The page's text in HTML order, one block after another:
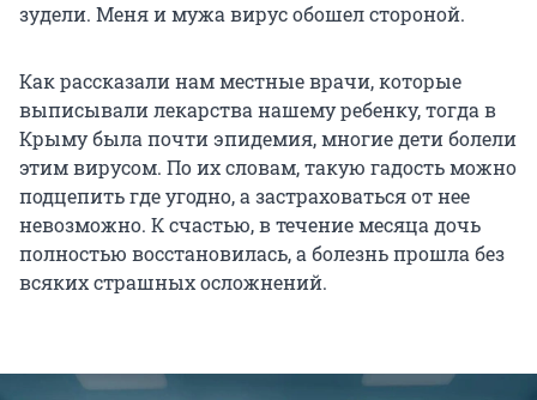
зудели. Меня и мужа вирус обошел стороной.
Как рассказали нам местные врачи, которые
выписывали лекарства нашему ребенку, тогда в
Крыму была почти эпидемия, многие дети болели
этим вирусом. По их словам, такую гадость можно
подцепить где угодно, а застраховаться от нее
невозможно. К счастью, в течение месяца дочь
полностью восстановилась, а болезнь прошла без
всяких страшных осложнений.